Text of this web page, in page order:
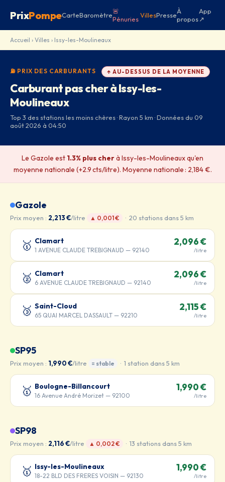
PrixPompeCarteBaromètre🚨
Pénuries VillesPresseÀ
propos
App
↗
Accueil › Villes › Issy-les-Moulineaux
⛽ PRIX DES CARBURANTS ↑ AU-DESSUS DE LA MOYENNE
Carburant pas cher à Issy-les-
Moulineaux
Top 3 des stations les moins chères · Rayon 5 km · Données du 09
août 2026 à 04:50
Le Gazole est 1.3% plus cherà Issy-les-Moulineaux qu'en
moyenne nationale (+2.9 cts/litre). Moyenne nationale : 2,184 €.
Gazole
Prix moyen : 2,213 €/litre ▲ 0,001 € · 20 stations dans 5 km
🥇 Clamart
1 AVENUE CLAUDE TREBIGNAUD — 92140
2,096 €
/litre
🥈 Clamart
6 AVENUE CLAUDE TREBIGNAUD — 92140
2,096 €
/litre
🥉 Saint-Cloud
65 QUAI MARCEL DASSAULT — 92210
2,115 €
/litre
SP95
Prix moyen : 1,990 €/litre = stable · 1 station dans 5 km
🥇 Boulogne-Billancourt
16 Avenue André Morizet — 92100
1,990 €
/litre
SP98
Prix moyen : 2,116 €/litre ▲ 0,002 € · 13 stations dans 5 km
🥇 Issy-les-Moulineaux
18-22 BLD DES FRERES VOISIN — 92130
1,990 €
/litre